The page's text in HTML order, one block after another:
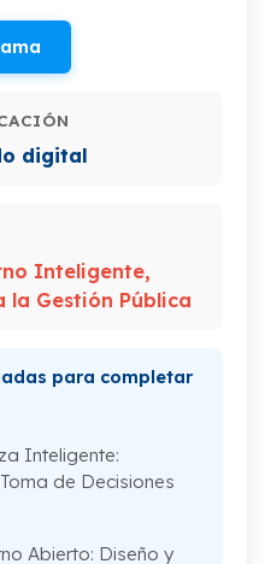
los datos.
gobierno abierto y
gobierno
hacia un
2.0.
digital
Inteligente,
Gestión Pública
para completar
Inteligente:
de Decisiones
Abierto: Diseño y